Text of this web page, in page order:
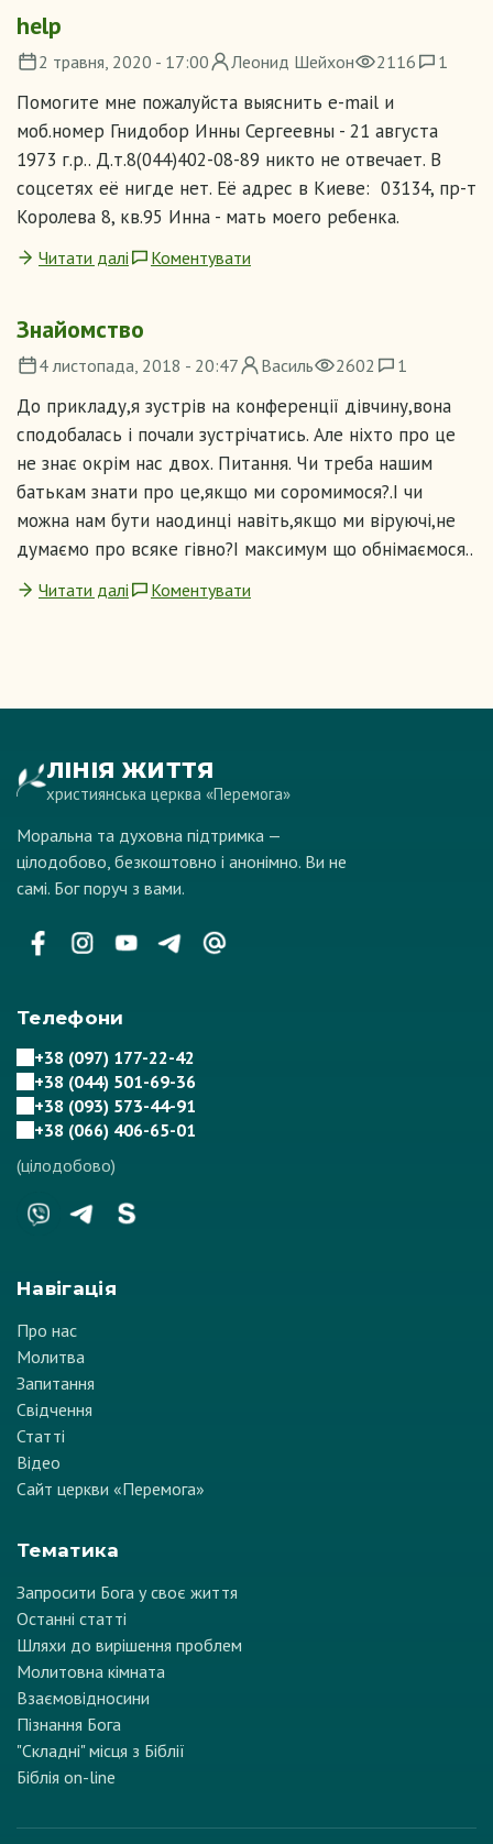
help
2 травня, 2020 - 17:00 Леонид Шейхон 2116 1
Помогите мне пожалуйста выяснить e-mail и
моб.номер Гнидобор Инны Сергеевны - 21 августа
1973 г.р.. Д.т.8(044)402-08-89 никто не отвечает. В
соцсетях её нигде нет. Её адрес в Киеве: 03134, пр-т
Королева 8, кв.95 Инна - мать моего ребенка.
Читати далі Коментувати
Знайомство
4 листопада, 2018 - 20:47 Василь 2602 1
До прикладу,я зустрів на конференції дівчину,вона
сподобалась і почали зустрічатись. Але ніхто про це
не знає окрім нас двох. Питання. Чи треба нашим
батькам знати про це,якщо ми соромимося?.І чи
можна нам бути наодинці навіть,якщо ми віруючі,не
думаємо про всяке гівно?І максимум що обнімаємося..
Читати далі Коментувати
ЛІНІЯ ЖИТТЯ
християнська церква «Перемога»
Моральна та духовна підтримка —
цілодобово, безкоштовно і анонімно. Ви не
самі. Бог поруч з вами.
Телефони
+38 (097) 177-22-42
+38 (044) 501-69-36
+38 (093) 573-44-91
+38 (066) 406-65-01
(цілодобово)
Навігація
Про нас
Молитва
Запитання
Свідчення
Статті
Відео
Сайт церкви «Перемога»
Тематика
Запросити Бога у своє життя
Останні статті
Шляхи до вирішення проблем
Молитовна кімната
Взаємовідносини
Пізнання Бога
"Складні" місця з Біблії
Біблія on-line